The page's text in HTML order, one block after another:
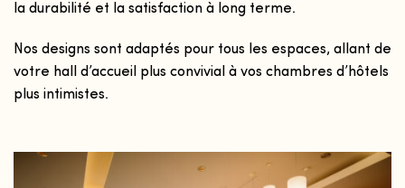
la durabilité et la satisfaction à long terme.
Nos designs sont adaptés pour tous les espaces, allant de
votre hall d’accueil plus convivial à vos chambres d’hôtels
plus intimistes.